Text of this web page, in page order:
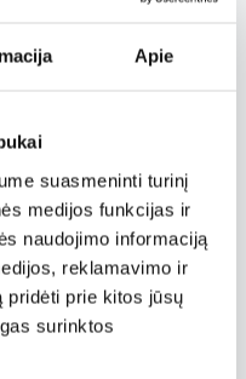
Apie
suasmeninti turinį
medijos funkcijas ir
naudojimo informaciją
reklamavimo ir
pridėti prie kitos jūsų
surinktos
maisto lentynose